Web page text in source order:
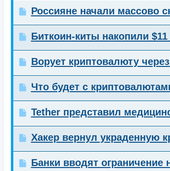
Россияне начали массово
Биткоин-киты накопили
Ворует криптовалюту
Что будет с
Tether представил
Хакер вернул украденную
Банки вводят